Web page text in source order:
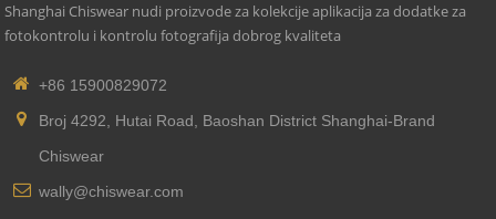
Shanghai Chiswear nudi proizvode za kolekcije aplikacija za dodatke za
fotokontrolu i kontrolu fotografija dobrog kvaliteta
+86 15900829072
Broj 4292, Hutai Road, Baoshan District Shanghai-Brand
Chiswear
wally@chiswear.com